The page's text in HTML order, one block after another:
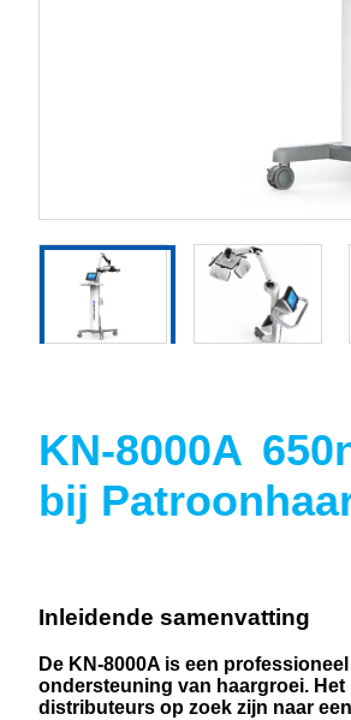
KN-8000A
bij
Inleidende samenvatting
De KN-8000A is een
ondersteuning van haargroei.
distributeurs op zoek zijn naar